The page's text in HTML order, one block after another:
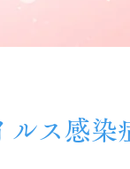
ルス感染